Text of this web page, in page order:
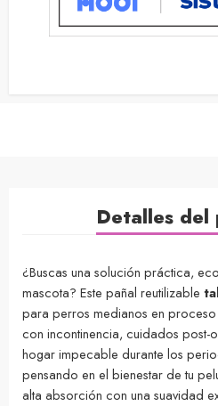
Detalles
¿Buscas una solución práctica,
mascota? Este pañal reutilizable
para perros medianos en proceso
con incontinencia, cuidados post-
hogar impecable durante los
pensando en el bienestar de tu
alta absorción con una suavidad